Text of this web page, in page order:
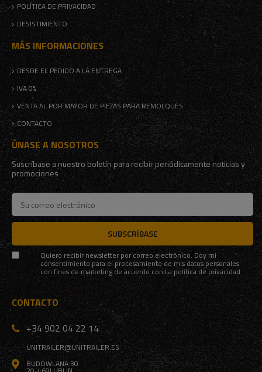
POLÍTICA DE PRIVACIDAD
DESISTIMIENTO
MÁS INFORMACIONES
DESDE EL PEDIDO A LA ENTREGA
IVA 0%
VENTA AL POR MAYOR DE PIEZAS PARA REMOLQUES
CONTACTO
ÚNASE A NOSOTROS
Suscríbase a nuestro boletín para recibir periódicamente noticias y
promociones
SUBSCRÍBASE
Quiero recibir newsletter por correo electrónico. Doy mi
consentimiento para el procesamiento de mis datos personales
con fines de marketing de acuerdo conLa política de privacidad
CONTACTO
+34 902 04 22 14
UNITRAILER@UNITRAILER.ES
BUDOWLANA 30